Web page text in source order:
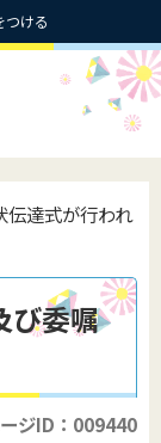
つける
達式が行われ
び委嘱
ジID：009440